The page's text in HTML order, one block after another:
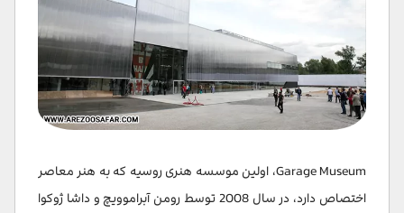
Garage Museum، اولین موسسه هنری روسیه که به هنر معاصر
اختصاص دارد، در سال 2008 توسط رومن آبراموویچ و داشا ژوکوا